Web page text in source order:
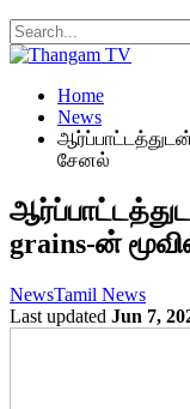
Home
News
ஆர்ப்பாட்டத்துடன்
சேனல்
grains-ன்
NewsTamil News
Last updated Jun 7,